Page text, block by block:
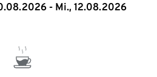
- Mi., 12.08.2026